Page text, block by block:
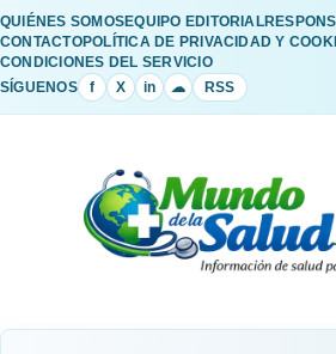
QUIÉNES SOMOSEQUIPO EDITORIAL
CONTACTOPOLÍTICA DE PRIVACIDAD Y
CONDICIONES DEL SERVICIO
SÍGUENOS
f X in ☁ RSS